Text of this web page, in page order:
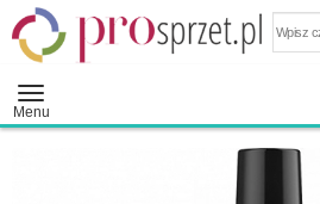
Menu